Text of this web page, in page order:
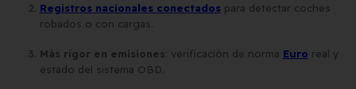
Registros nacionales conectados para detectar coches
robados o con cargas.
Más rigor en emisiones : verificación de norma Euro real y
estado del sistema OBD.